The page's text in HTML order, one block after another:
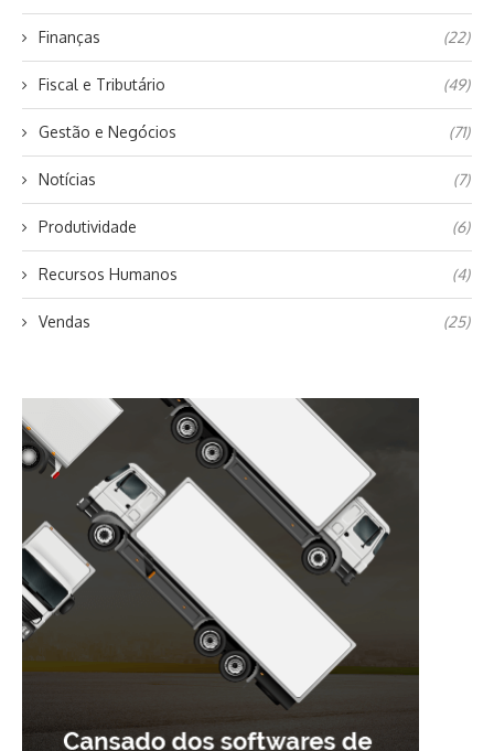
Finanças (22)
Fiscal e Tributário (49)
Gestão e Negócios (71)
Notícias (7)
Produtividade (6)
Recursos Humanos (4)
Vendas (25)